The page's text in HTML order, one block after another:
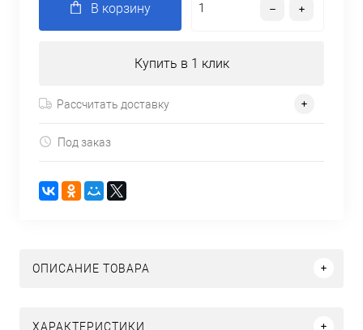
В корзину
Купить в 1 клик
Рассчитать доставку
Под заказ
ОПИСАНИЕ ТОВАРА
ХАРАКТЕРИСТИКИ